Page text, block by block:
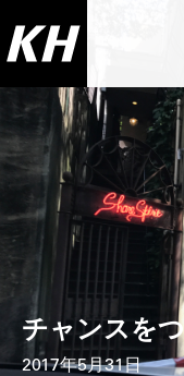
チャンスを
2017年5月31日